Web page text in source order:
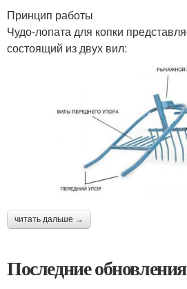
Принцип работы
Чудо-лопата для копки
состоящий из двух вил:
читать дальше →
Последние